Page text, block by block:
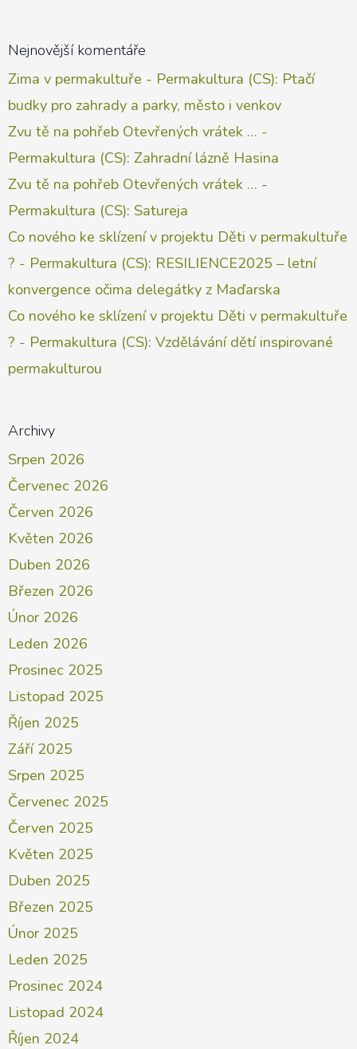
Nejnovější komentáře
Zima v permakultuře - Permakultura (CS): Ptačí
budky pro zahrady a parky, město i venkov
Zvu tě na pohřeb Otevřených vrátek … -
Permakultura (CS): Zahradní lázně Hasina
Zvu tě na pohřeb Otevřených vrátek … -
Permakultura (CS): Satureja
Co nového ke sklízení v projektu Děti v permakultuře
? - Permakultura (CS): RESILIENCE2025 – letní
konvergence očima delegátky z Maďarska
Co nového ke sklízení v projektu Děti v permakultuře
? - Permakultura (CS): Vzdělávání dětí inspirované
permakulturou
Archivy
Srpen 2026
Červenec 2026
Červen 2026
Květen 2026
Duben 2026
Březen 2026
Únor 2026
Leden 2026
Prosinec 2025
Listopad 2025
Říjen 2025
Září 2025
Srpen 2025
Červenec 2025
Červen 2025
Květen 2025
Duben 2025
Březen 2025
Únor 2025
Leden 2025
Prosinec 2024
Listopad 2024
Říjen 2024